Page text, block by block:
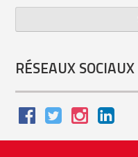
Number *
RÉSEAUX SOCIAUX